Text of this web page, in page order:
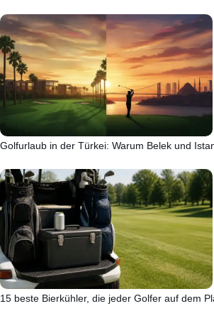
Golfurlaub in der Türkei: Warum Belek und
15 beste Bierkühler, die jeder Golfer auf dem